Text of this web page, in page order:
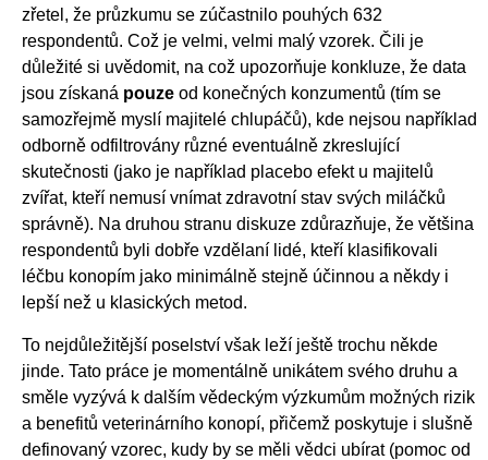
zřetel, že průzkumu se zúčastnilo pouhých 632
respondentů. Což je velmi, velmi malý vzorek. Čili je
důležité si uvědomit, na což upozorňuje konkluze, že data
jsou získaná pouze od konečných konzumentů (tím se
samozřejmě myslí majitelé chlupáčů), kde nejsou například
odborně odfiltrovány různé eventuálně zkreslující
skutečnosti (jako je například placebo efekt u majitelů
zvířat, kteří nemusí vnímat zdravotní stav svých miláčků
správně). Na druhou stranu diskuze zdůrazňuje, že většina
respondentů byli dobře vzdělaní lidé, kteří klasifikovali
léčbu konopím jako minimálně stejně účinnou a někdy i
lepší než u klasických metod.
To nejdůležitější poselství však leží ještě trochu někde
jinde. Tato práce je momentálně unikátem svého druhu a
směle vyzývá k dalším vědeckým výzkumům možných rizik
a benefitů veterinárního konopí, přičemž poskytuje i slušně
definovaný vzorec, kudy by se měli vědci ubírat (pomoc od